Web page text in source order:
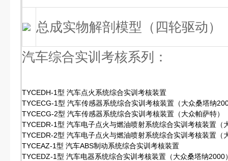
总成实物解剖模型（四轮驱动）
汽车综合实训考核系列：
TYCEDH-1型 汽车点火系统综合实训考核装置
TYCECG-1型 汽车传感器系统综合实训考核装置（大众桑塔纳
TYCECG-2型 汽车传感器系统综合实训考核装置（大众帕萨特）
TYCEDR-1型 汽车电子点火与燃油喷射系统综合实训考核装置（
TYCEDR-2型 汽车电子点火与燃油喷射系统综合实训考核装置（
TYCEAZ-1型 汽车ABS制动系统综合实训考核装置
TYCEDZ-1型 汽车电器系统综合实训考核装置（大众桑塔纳2000